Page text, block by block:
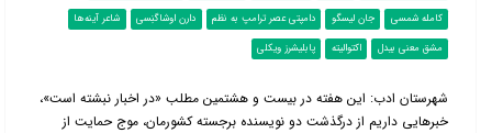
کامله شمسی
جان لیسگو دامپتی عصر ترامپ به نظم دارن اوشاگنِسی
شاعر آینه‌ها
مشق معنی بیدل
اکتوالیته پابلیشرز ویکلی
شهرستان ادب: این هفته در بیست و هشتمین مطلب «در اخبار نبشته است»،
خبرهایی داریم از درگذشت دو نویسنده برجسته کشورمان، موج حمایت از